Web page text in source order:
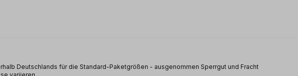
Deutschlands für die Standard-Paketgrößen - ausgenommen Sperrgut und Fracht